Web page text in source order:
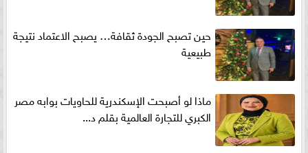
حين تصبح الجودة ثقافة… يصبح الاعتماد نتيجة
طبيعية
ماذا لو أصبحت الإسكندرية للحاويات بوابه مصر
الكبري للتجارة العالمية بقلم د...